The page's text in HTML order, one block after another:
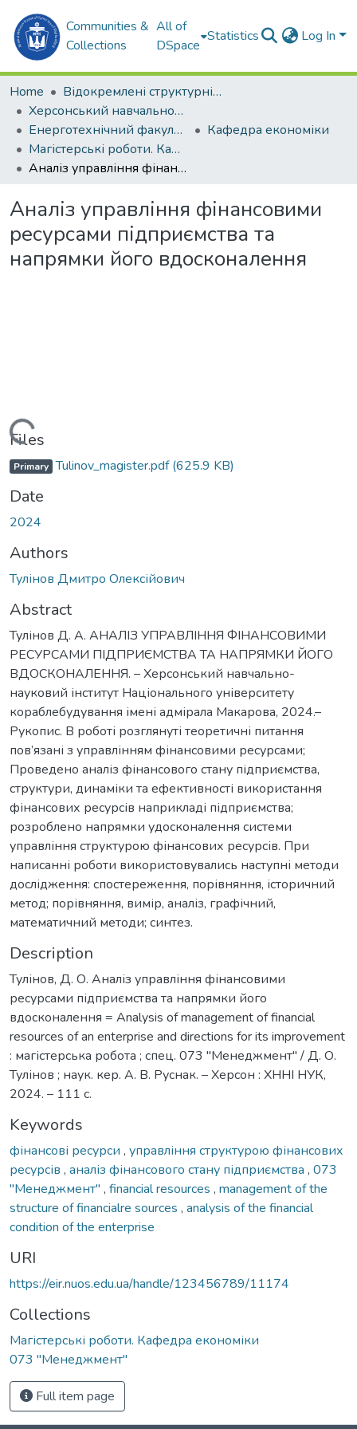
Communities &
Collections
All of
DSpace
Statistics Log In
Home
Відокремлені структурні підрозділи НУК ім. адм. Макарова
Херсонський навчально-науковий інститут НУК ім. адм. Макарова (ХННІ НУК)
Енерготехнічний факультет
Кафедра економіки
Магістерські роботи. Кафедра економіки
Аналіз управління фінансовими ресурсами підприємства та напрямки його вдосконалення
Аналіз управління фінансовими
ресурсами підприємства та
напрямки його вдосконалення
Loading...
Files
Primary Tulinov_magister.pdf(625.9 KB)
Date
2024
Authors
Тулінов Дмитро Олексійович
Abstract
Тулінов Д. А. АНАЛІЗ УПРАВЛІННЯ ФІНАНСОВИМИ
РЕСУРСАМИ ПІДПРИЄМСТВА ТА НАПРЯМКИ ЙОГО
ВДОСКОНАЛЕННЯ. – Херсонський навчально-
науковий інститут Національного університету
кораблебудування імені адмірала Макарова, 2024.–
Рукопис. В роботі розглянуті теоретичні питання
пов’язані з управлінням фінансовими ресурсами;
Проведено аналіз фінансового стану підприємства,
структури, динаміки та ефективності використання
фінансових ресурсів наприкладі підприємства;
розроблено напрямки удосконалення системи
управління структурою фінансових ресурсів. При
написанні роботи використовувались наступні методи
дослідження: спостереження, порівняння, історичний
метод; порівняння, вимір, аналіз, графічний,
математичний методи; синтез.
Description
Тулінов, Д. О. Аналіз управління фінансовими
ресурсами підприємства та напрямки його
вдосконалення = Analysis of management of financial
resources of an enterprise and directions for its improvement
: магістерська робота ; спец. 073 "Менеджмент" / Д. О.
Тулінов ; наук. кер. А. В. Руснак. – Херсон : ХННІ НУК,
2024. – 111 с.
Keywords
фінансові ресурси , управління структурою фінансових
ресурсів , аналіз фінансового стану підприємства , 073
"Менеджмент" , financial resources , management of the
structure of financialre sources , analysis of the financial
condition of the enterprise
URI
https://eir.nuos.edu.ua/handle/123456789/11174
Collections
Магістерські роботи. Кафедра економіки
073 "Менеджмент"
Full item page